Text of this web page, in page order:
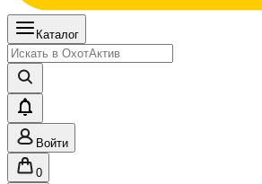
Каталог
Войти
0